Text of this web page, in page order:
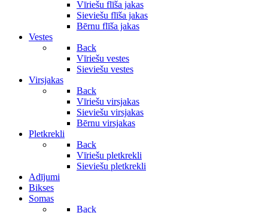
Vīriešu flīša jakas
Sieviešu flīša jakas
Bērnu flīša jakas
Vestes
Back
Vīriešu vestes
Sieviešu vestes
Virsjakas
Back
Vīriešu virsjakas
Sieviešu virsjakas
Bērnu virsjakas
Pletkrekli
Back
Vīriešu pletkrekli
Sieviešu pletkrekli
Adījumi
Bikses
Somas
Back